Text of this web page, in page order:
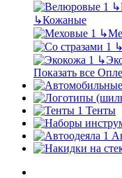
↳
↳Кожаные
↳
↳
↳
Показать все
Тенты